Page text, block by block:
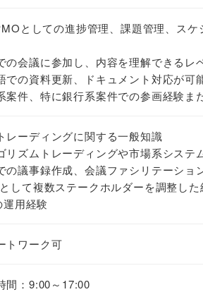
としての進捗管理、課題管理、ス
の会議に参加し、内容を理解できるレ
での資料更新、ドキュメント対応が可
案件、特に銀行系案件での参画経験ま
レーディングに関する一般知識
リズムトレーディングや市場系システ
の議事録作成、会議ファシリテーショ
して複数ステークホルダーを調整した
用経験
トワーク可
間：9:00～17:00